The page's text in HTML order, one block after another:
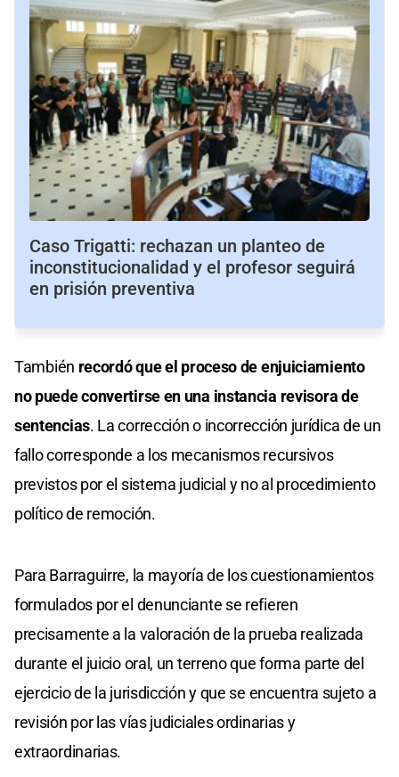
Caso Trigatti: rechazan un planteo de
inconstitucionalidad y el profesor seguirá
en prisión preventiva
También recordó que el proceso de enjuiciamiento
no puede convertirse en una instancia revisora de
sentencias. La corrección o incorrección jurídica de un
fallo corresponde a los mecanismos recursivos
previstos por el sistema judicial y no al procedimiento
político de remoción.
Para Barraguirre, la mayoría de los cuestionamientos
formulados por el denunciante se refieren
precisamente a la valoración de la prueba realizada
durante el juicio oral, un terreno que forma parte del
ejercicio de la jurisdicción y que se encuentra sujeto a
revisión por las vías judiciales ordinarias y
extraordinarias.